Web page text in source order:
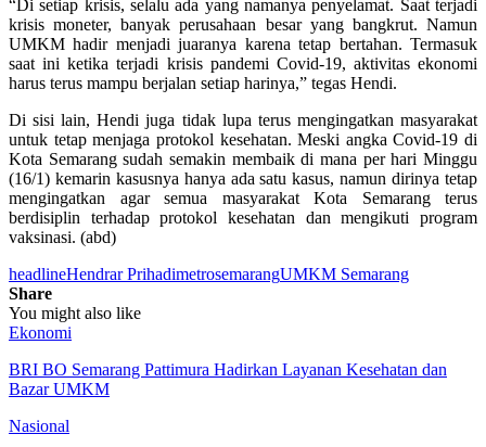
“Di setiap krisis, selalu ada yang namanya penyelamat. Saat terjadi
krisis moneter, banyak perusahaan besar yang bangkrut. Namun
UMKM hadir menjadi juaranya karena tetap bertahan. Termasuk
saat ini ketika terjadi krisis pandemi Covid-19, aktivitas ekonomi
harus terus mampu berjalan setiap harinya,” tegas Hendi.
Di sisi lain, Hendi juga tidak lupa terus mengingatkan masyarakat
untuk tetap menjaga protokol kesehatan. Meski angka Covid-19 di
Kota Semarang sudah semakin membaik di mana per hari Minggu
(16/1) kemarin kasusnya hanya ada satu kasus, namun dirinya tetap
mengingatkan agar semua masyarakat Kota Semarang terus
berdisiplin terhadap protokol kesehatan dan mengikuti program
vaksinasi. (abd)
headlineHendrar PrihadimetrosemarangUMKM Semarang
Share
You might also like
Ekonomi
BRI BO Semarang Pattimura Hadirkan Layanan Kesehatan dan
Bazar UMKM
Nasional